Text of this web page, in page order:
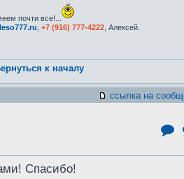
почти все!...
+7 (916) 777-4222 , Алексей.
к началу
ссылка на
Спасибо!